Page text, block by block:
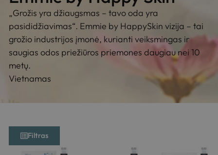
„Grožis yra džiaugsmas – tavo oda yra
pasididžiavimas“. Emmie by HappySkin vizija – tai
grožio industrijos įmonė, kurianti veiksmingas ir
saugias odos priežiūros priemones daugiau nei 10
metų.
Vietnamas
Filtras